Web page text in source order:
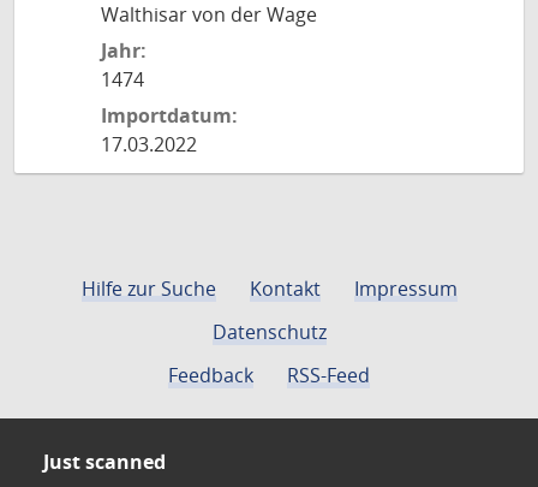
Walthisar von der Wage
Jahr:
1474
Importdatum:
17.03.2022
Hilfe zur Suche Kontakt
Impressum
Datenschutz
Feedback
RSS-Feed
Just scanned